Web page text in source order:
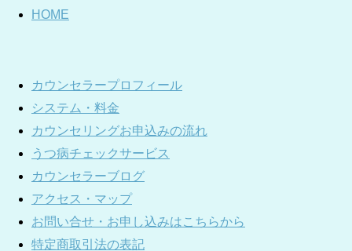
HOME
カウンセラープロフィール
システム・料金
カウンセリングお申込みの流れ
うつ病チェックサービス
カウンセラーブログ
アクセス・マップ
お問い合せ・お申し込みはこちらから
特定商取引法の表記